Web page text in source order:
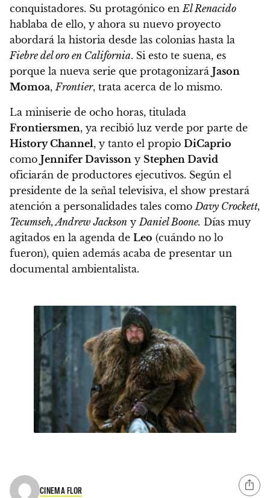
conquistadores. Su protagónico enEl Renacido
hablaba de ello, y ahora su nuevo proyecto
abordará la historia desde las colonias hasta la
Fiebre del oro en California. Si esto te suena, es
porque la nueva serie que protagonizará Jason
Momoa,Frontier, trata acerca de lo mismo.
La miniserie de ocho horas, titulada
Frontiersmen, ya recibió luz verde por parte de
History Channel, y tanto el propio DiCaprio
como Jennifer Davisson y Stephen David
oficiarán de productores ejecutivos. Según el
presidente de la señal televisiva, el show prestará
atención a personalidades tales comoDavy Crockett,
Tecumseh, Andrew Jackson yDaniel Boone. Días muy
agitados en la agenda de Leo (cuándo no lo
fueron), quien además acaba de presentar un
documental ambientalista.
CINEMA FLOR